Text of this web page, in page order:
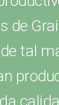
de
tal